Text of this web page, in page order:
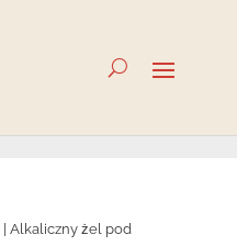
| Alkaliczny żel pod